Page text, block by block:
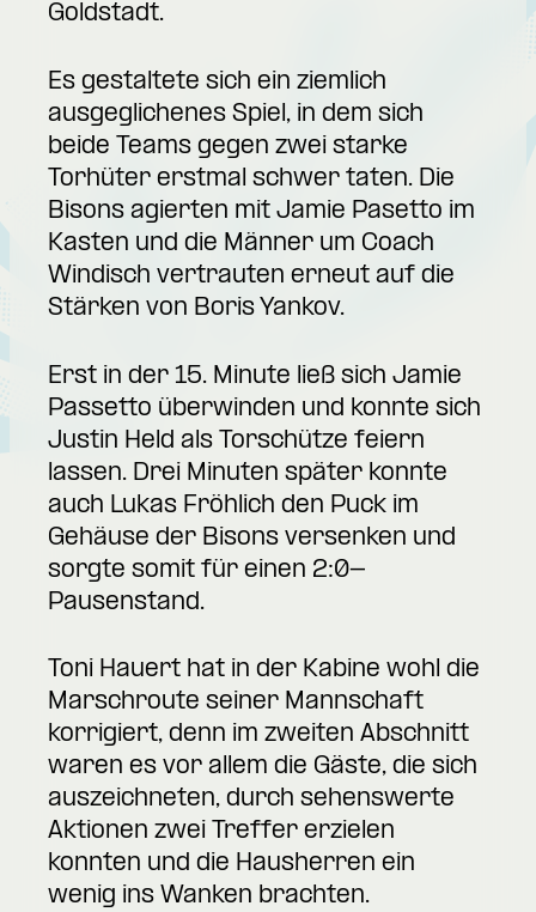
Goldstadt.
Es gestaltete sich ein ziemlich
ausgeglichenes Spiel, in dem sich
beide Teams gegen zwei starke
Torhüter erstmal schwer taten. Die
Bisons agierten mit Jamie Pasetto im
Kasten und die Männer um Coach
Windisch vertrauten erneut auf die
Stärken von Boris Yankov.
Erst in der 15. Minute ließ sich Jamie
Passetto überwinden und konnte sich
Justin Held als Torschütze feiern
lassen. Drei Minuten später konnte
auch Lukas Fröhlich den Puck im
Gehäuse der Bisons versenken und
sorgte somit für einen 2:0-
Pausenstand.
Toni Hauert hat in der Kabine wohl die
Marschroute seiner Mannschaft
korrigiert, denn im zweiten Abschnitt
waren es vor allem die Gäste, die sich
auszeichneten, durch sehenswerte
Aktionen zwei Treffer erzielen
konnten und die Hausherren ein
wenig ins Wanken brachten.